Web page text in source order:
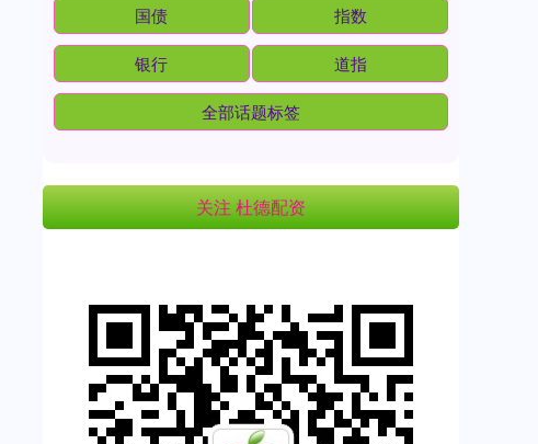
国债 指数
银行 道指
全部话题标签
关注 杜德配资